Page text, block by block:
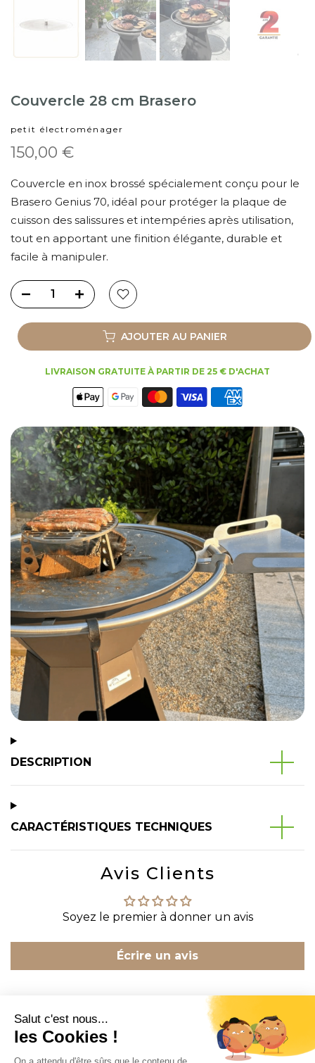
Couvercle 28 cm Brasero
petit électroménager
150,00 €
Couvercle en inox brossé spécialement conçu pour le
Brasero Genius 70, idéal pour protéger la plaque de
cuisson des salissures et intempéries après utilisation,
tout en apportant une finition élégante, durable et
facile à manipuler.
AJOUTER AU PANIER
LIVRAISON GRATUITE À PARTIR DE 25 € D'ACHAT
DESCRIPTION
CARACTÉRISTIQUES TECHNIQUES
Avis Clients
Soyez le premier à donner un avis
Écrire un avis
CONTACT